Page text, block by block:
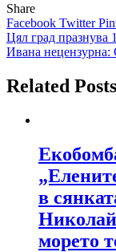
Share
Facebook Twitter
Навигация
Цял град
Ивана
Related Posts
в
морето